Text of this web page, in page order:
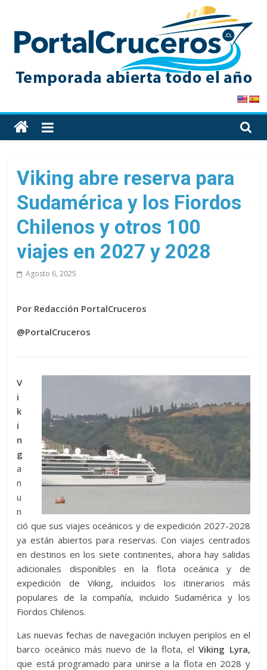
content
PortalCruceros
Toda
la
de
cruceros
en
solo
Viking abre reserva para
Sudamérica y los Fiordos
Chilenos y otros 100
viajes en 2027 y 2028
Agosto 6, 2025
Por Redacción PortalCruceros
@PortalCruceros
V
i
k
i
n
g
a
n
u
n
ció que sus viajes oceánicos y de expedición 2027-2028
ya están abiertos para reservas. Con viajes centrados
en destinos en los siete continentes, ahora hay salidas
adicionales disponibles en la flota oceánica y de
expedición de Viking, incluidos los itinerarios más
populares de la compañía, incluido Sudamérica y los
Fiordos Chilenos.
Las nuevas fechas de navegación incluyen periplos en el
barco oceánico más nuevo de la flota, elViking Lyra,
que está programado para unirse a la flota en 2028 y